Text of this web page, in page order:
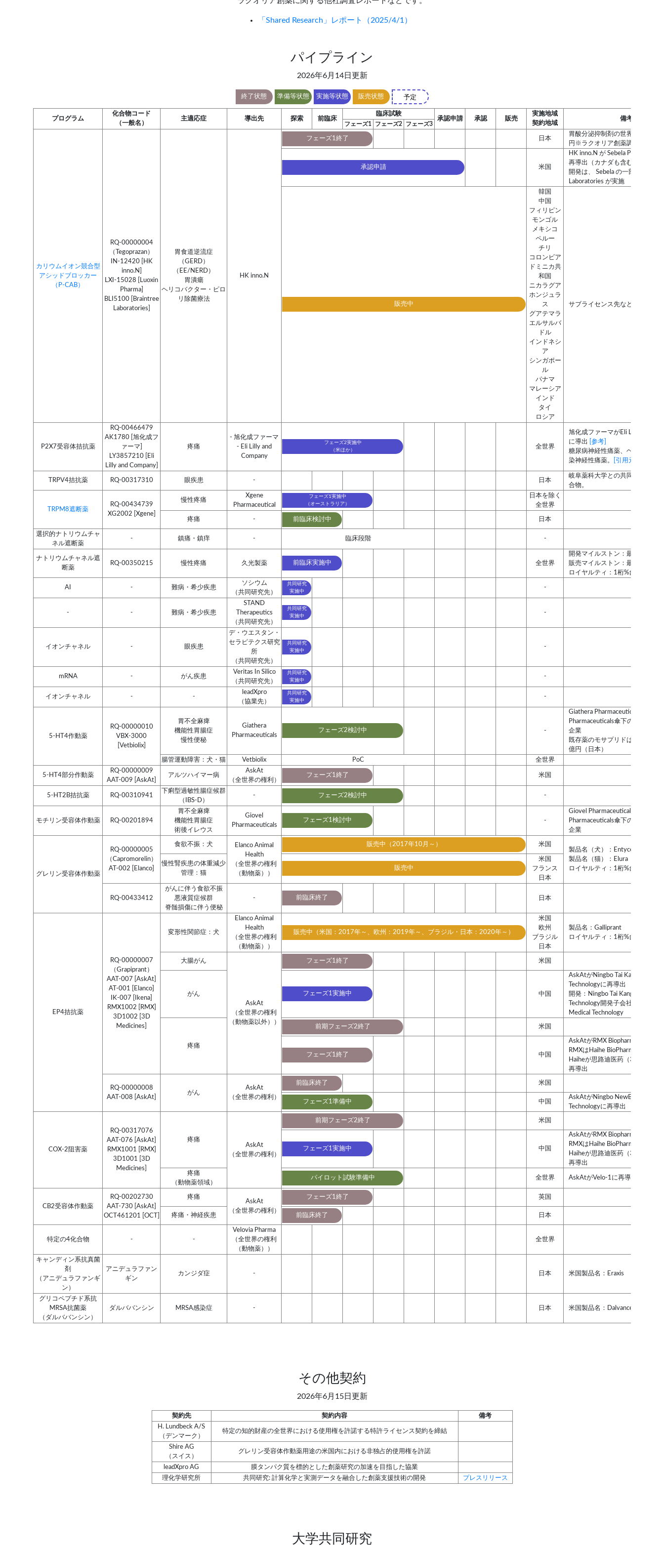
「Shared Research」レポート（2025/4/1）
パイプライン
2026年6月14日更新
終了状態 準備等状態 実施等状態 販売状態 予定
プログラム
化合物コード
（一般名）
主適応症 導出先 探索 前臨床
臨床試験
承認申請
承認 販売
実施地域
契約地域
備考
フェーズ1 フェーズ2 フェーズ3
カリウムイオン競合型
アシッドブロッカー
（P-CAB）
RQ-00000004
（Tegoprazan）
IN-12420 [HK
inno.N]
LXI-15028 [Luoxin
Pharma]
BLI5100 [Braintree
Laboratories]
胃食道逆流症
（GERD）
（EE/NERD）
胃潰瘍
ヘリコバクター・ピロ
リ除菌療法
HK inno.N
フェーズ1終了 日本
胃酸分泌抑制剤の世界市場規模
円※ラクオリア創薬調べ
承認申請 米国
HK inno.N が Sebela
再導出（カナダも含む）
開発は、 Sebela の一部門の
Laboratories が実施
販売中
韓国
中国
フィリピン
モンゴル
メキシコ
ペルー
チリ
コロンビア
ドミニカ共
和国
ニカラグア
ホンジュラ
ス
グアテマラ
エルサルバ
ドル
インドネシ
ア
シンガポー
ル
パナマ
マレーシア
インド
タイ
ロシア
サブライセンス先などの情報は
P2X7受容体拮抗薬
RQ-00466479
AK1780 [旭化成フ
ァーマ]
LY3857210 [Eli
Lilly and Company]
疼痛
- 旭化成ファーマ
- Eli Lilly and
Company
フェーズ2実施中
（米ほか）
全世界
旭化成ファーマがEli Lilly and
に導出
[参考]
糖尿病神経性痛薬、ヘルペスウ
染神経性痛薬。
[引用元]
TRPV4拮抗薬 RQ-00317310 眼疾患 - 日本
岐阜薬科大学との共同研究で創
合物。
TRPM8遮断薬
RQ-00434739
XG2002 [Xgene]
慢性疼痛
Xgene
Pharmaceutical
フェーズ1実施中
（オーストラリア）
日本を除く
全世界
疼痛 - 前臨床検討中 日本
選択的ナトリウムチャ
ネル遮断薬
- 鎮痛・鎮痒 - 臨床段階 -
ナトリウムチャネル遮
断薬
RQ-00350215 慢性疼痛 久光製薬 前臨床実施中 全世界
開発マイルストン：最大約30億
販売マイルストン：最大百数十
ロイヤルティ：1桁%台後半
AI - 難病・希少疾患
ソシウム
（共同研究先）
共同研究
実施中
-
- - 難病・希少疾患
STAND
Therapeutics
（共同研究先）
共同研究
実施中
-
イオンチャネル - 眼疾患
デ・ウエスタン・
セラピテクス研究
所
（共同研究先）
共同研究
実施中
-
mRNA - がん疾患
Veritas In Silico
（共同研究先）
共同研究
実施中
-
イオンチャネル - -
leadXpro
（協業先）
共同研究
実施中
-
5-HT4作動薬
RQ-00000010
VBX-3000
[Vetbiolix]
胃不全麻痺
機能性胃腸症
慢性便秘
Giathera
Pharmaceuticals
フェーズ2検討中 -
Giathera Pharmaceuticalsは、
Pharmaceuticals傘下のポートフ
企業
既存薬のモサプリドはピーク時
億円（日本）
腸管運動障害：犬・猫
Vetbiolix PoC 全世界
5-HT4部分作動薬
RQ-00000009
AAT-009 [AskAt]
アルツハイマー病
AskAt
（全世界の権利）
フェーズ1終了 米国
5-HT2B拮抗薬 RQ-00310941
下痢型過敏性腸症候群
（IBS-D）
- フェーズ2検討中 -
モチリン受容体作動薬 RQ-00201894
胃不全麻痺
機能性胃腸症
術後イレウス
Giovel
Pharmaceuticals
フェーズ1検討中 -
Giovel Pharmaceuticalsは、
Pharmaceuticals傘下のポートフ
企業
グレリン受容体作動薬
RQ-00000005
（Capromorelin）
AT-002 [Elanco]
食欲不振：犬
Elanco Animal
Health
（全世界の権利
（動物薬））
販売中（2017年10月～）
米国
製品名（犬）：Entyce
製品名（猫）：Elura
ロイヤルティ：1桁%台半ばぐら
慢性腎疾患の体重減少
管理：猫
販売中
米国
フランス
日本
RQ-00433412
がんに伴う食欲不振
悪液質症候群
脊髄損傷に伴う便秘
- 前臨床終了 日本
EP4拮抗薬
RQ-00000007
（Grapiprant）
AAT-007 [AskAt]
AT-001 [Elanco]
IK-007 [Ikena]
RMX1002 [RMX]
3D1002 [3D
Medicines]
変形性関節症：犬
Elanco Animal
Health
（全世界の権利
（動物薬））
販売中（米国：2017年～、欧州：2019年～、ブラジル・日本：2020年～）
米国
欧州
ブラジル
日本
製品名：Galliprant
ロイヤルティ：1桁%台半ばぐら
大腸がん
AskAt
（全世界の権利
（動物薬以外））
フェーズ1終了 米国
がん フェーズ1実施中 中国
AskAtがNingbo Tai Kang Medical
Technologyに再導出
開発：Ningbo Tai Kang Medical
Technology開発子会社のNingbo
Medical Technology
疼痛
前期フェーズ2終了 米国
フェーズ1終了 中国
AskAtがRMX Biopharmaに再導出
RMXはHaihe BioPharmaと合併
Haiheが思路迪医药（3D
再導出
RQ-00000008
AAT-008 [AskAt]
がん
AskAt
（全世界の権利）
前臨床終了 米国
フェーズ1準備中 中国
AskAtがNingbo NewBay Medical
Technologyに再導出
COX-2阻害薬
RQ-00317076
AAT-076 [AskAt]
RMX1001 [RMX]
3D1001 [3D
Medicines]
疼痛
AskAt
（全世界の権利）
前期フェーズ2終了 米国
フェーズ1実施中 中国
AskAtがRMX Biopharmaに再導出
RMXはHaihe BioPharmaと合併
Haiheが思路迪医药（3D
再導出
疼痛
（動物薬領域）
パイロット試験準備中 全世界 AskAtがVelo-1に再導出
CB2受容体作動薬
RQ-00202730
AAT-730 [AskAt]
OCT461201 [OCT]
疼痛
AskAt
（全世界の権利）
フェーズ1終了 英国
疼痛・神経疾患 前臨床終了 日本
特定の4化合物 - -
Velovia Pharma
（全世界の権利
（動物薬））
全世界
キャンディン系抗真菌
剤
（アニデュラファンギ
ン）
アニデュラファン
ギン
カンジダ症 - 日本 米国製品名：Eraxis
グリコペプチド系抗
MRSA抗菌薬
（ダルババンシン）
ダルババンシン MRSA感染症 - 日本 米国製品名：Dalvance
その他契約
2026年6月15日更新
契約先 契約内容
備考
H. Lundbeck A/S
（デンマーク）
特定の知的財産の全世界における使用権を許諾する特許ライセンス契約を締結
Shire AG
（スイス）
グレリン受容体作動薬用途の米国内における非独占的使用権を許諾
leadXpro AG
膜タンパク質を標的とした創薬研究の加速を目指した協業
理化学研究所
共同研究: 計算化学と実測データを融合した創薬支援技術の開発 プレスリリース
大学共同研究